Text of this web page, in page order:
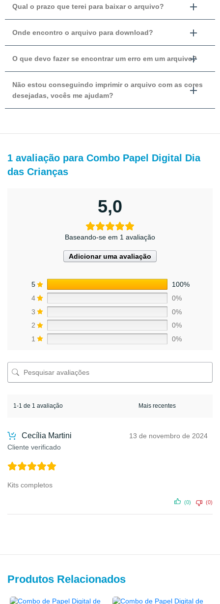
Qual o prazo que terei para baixar o arquivo?
Onde encontro o arquivo para download?
O que devo fazer se encontrar um erro em um arquivo?
Não estou conseguindo imprimir o arquivo com as cores
desejadas, vocês me ajudam?
1 avaliação para Combo Papel Digital Dia
das Crianças
5,0
Baseando-se em 1 avaliação
Adicionar uma avaliação
5
100%
4
0%
3
0%
2
0%
1
0%
1-1 de 1 avaliação
Cecília Martini
Cliente verificado
13 de novembro de 2024
Kits completos
(0) (0)
Produtos Relacionados